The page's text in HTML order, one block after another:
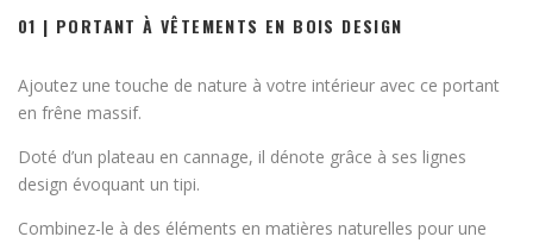
01 | PORTANT À VÊTEMENTS EN BOIS DESIGN
Ajoutez une touche de nature à votre intérieur avec ce portant
en frêne massif.
Doté d’un plateau en cannage, il dénote grâce à ses lignes
design évoquant un tipi.
Combinez-le à des éléments en matières naturelles pour une